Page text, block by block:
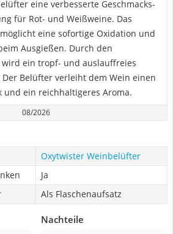
eine verbesserte Geschmacks-
für Rot- und Weißweine. Das
eine sofortige Oxidation und
Ausgießen. Durch den
wird ein tropf- und auslauffreies
Belüfter verleiht dem Wein einen
und ein reichhaltigeres Aroma.
08/2026
Oxytwister Weinbelüfter
Ja
Als Flaschenaufsatz
Nachteile